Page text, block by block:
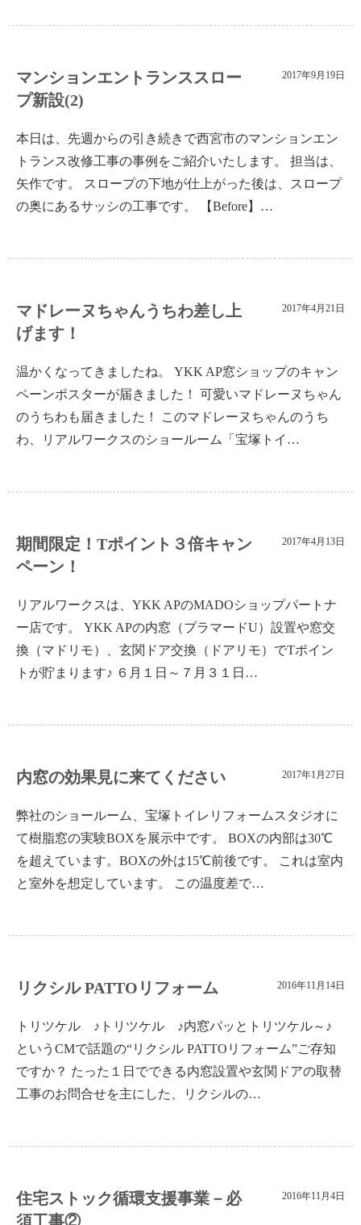
マンションエントランススロー
プ新設(2)
2017年9月19日
本日は、先週からの引き続きで西宮市のマンションエン
トランス改修工事の事例をご紹介いたします。 担当は、
矢作です。 スロープの下地が仕上がった後は、スロープ
の奥にあるサッシの工事です。 【Before】…
マドレーヌちゃんうちわ差し上
げます！
2017年4月21日
温かくなってきましたね。 YKK AP窓ショップのキャン
ペーンポスターが届きました！ 可愛いマドレーヌちゃん
のうちわも届きました！ このマドレーヌちゃんのうち
わ、リアルワークスのショールーム「宝塚トイ…
期間限定！Tポイント３倍キャン
ペーン！
2017年4月13日
リアルワークスは、YKK APのMADOショップパートナ
ー店です。 YKK APの内窓（プラマードU）設置や窓交
換（マドリモ）、玄関ドア交換（ドアリモ）でTポイン
トが貯まります♪ ６月１日～７月３１日…
内窓の効果見に来てください 2017年1月27日
弊社のショールーム、宝塚トイレリフォームスタジオに
て樹脂窓の実験BOXを展示中です。 BOXの内部は30℃
を超えています。BOXの外は15℃前後です。 これは室内
と室外を想定しています。 この温度差で…
リクシル PATTOリフォーム 2016年11月14日
トリツケル ♪トリツケル ♪内窓パッとトリツケル～♪
というCMで話題の“リクシル PATTOリフォーム”ご存知
ですか？ たった１日でできる内窓設置や玄関ドアの取替
工事のお問合せを主にした、リクシルの…
住宅ストック循環支援事業－必
須工事②
2016年11月4日